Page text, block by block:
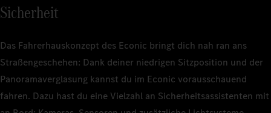
Sicherheit
Das Fahrerhauskonzept des Econic bringt dich nah ran ans
Straßengeschehen: Dank deiner niedrigen Sitzposition und der
Panoramaverglasung kannst du im Econic vorausschauend
fahren. Dazu hast du eine Vielzahl an Sicherheitsassistenten mit